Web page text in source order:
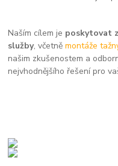
Naším cílem je poskytovat
služby, včetněmontáže
našim zkušenostem a
nejvhodnějšího řešení pro